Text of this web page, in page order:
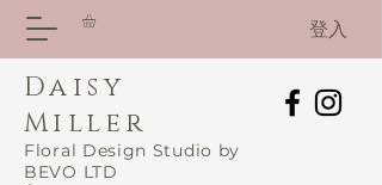
登入
Daisy
Miller
Floral Design Studio by
BEVO LTD